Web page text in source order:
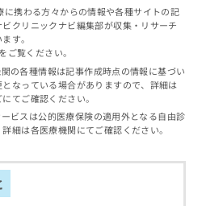
携わる方々からの情報や各種サイトの記
クリニックナビ編集部が収集・リサーチ
す。
をご覧ください。
の各種情報は記事作成時点の情報に基づい
なっている場合がありますので、詳細は
てご確認ください。
ビスは公的医療保険の適用外となる自由診
細は各医療機関にてご確認ください。